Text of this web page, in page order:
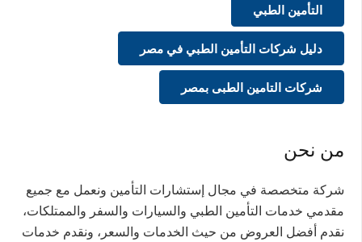
التأمين الطبي
دليل شركات التأمين الطبي في مصر
شركات التامين الطبى بمصر
من نحن
شركة متخصصة في مجال إستشارات التأمين ونعمل مع جميع
مقدمي خدمات التأمين الطبي والسيارات والسفر والممتلكات،
نقدم أفضل العروض من حيث الخدمات والسعر، ونقدم خدمات